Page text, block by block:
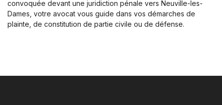
convoquée devant une juridiction pénale vers Neuville-les-
Dames, votre avocat vous guide dans vos démarches de
plainte, de constitution de partie civile ou de défense.